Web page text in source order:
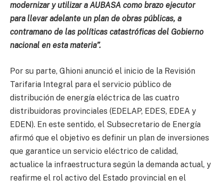
modernizar y utilizar a AUBASA como brazo ejecutor
para llevar adelante un plan de obras públicas, a
contramano de las políticas catastróficas del Gobierno
nacional en esta materia”.
Por su parte, Ghioni anunció el inicio de la Revisión
Tarifaria Integral para el servicio público de
distribución de energía eléctrica de las cuatro
distribuidoras provinciales (EDELAP, EDES, EDEA y
EDEN). En este sentido, el Subsecretario de Energía
afirmó que el objetivo es definir un plan de inversiones
que garantice un servicio eléctrico de calidad,
actualice la infraestructura según la demanda actual, y
reafirme el rol activo del Estado provincial en el